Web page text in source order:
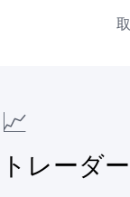
📈
トレーダー